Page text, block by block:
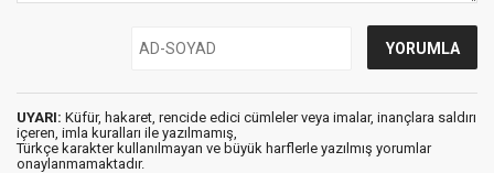
UYARI: Küfür, hakaret, rencide edici cümleler veya imalar, inançlara saldırı
içeren, imla kuralları ile yazılmamış,
Türkçe karakter kullanılmayan ve büyük harflerle yazılmış yorumlar
onaylanmamaktadır.